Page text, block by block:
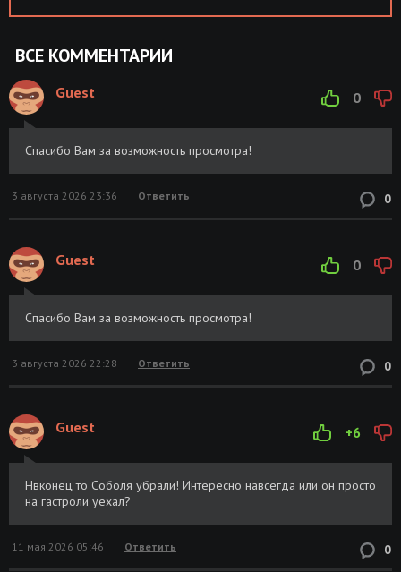
ВСЕ КОММЕНТАРИИ
0
Guest
Спасибо Вам за возможность просмотра!
0
3 августа 2026 23:36 Ответить
0
Guest
Спасибо Вам за возможность просмотра!
0
3 августа 2026 22:28 Ответить
+6
Guest
Нвконец то Соболя убрали! Интересно навсегда или он просто
на гастроли уехал?
0
11 мая 2026 05:46 Ответить